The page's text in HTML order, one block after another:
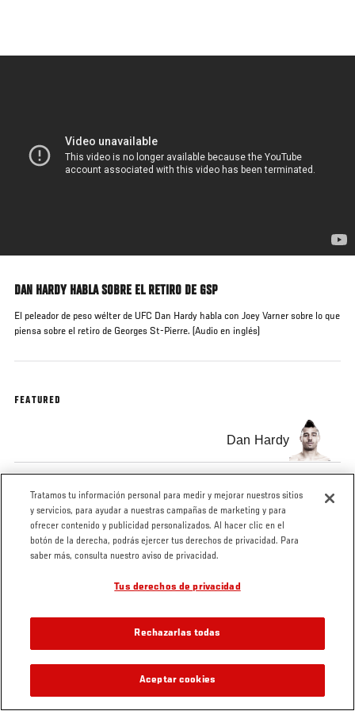
contenido
DAN HARDY HABLA SOBRE EL RETIRO DE GSP
El peleador de peso wélter de UFC Dan Hardy habla con Joey Varner sobre lo que
piensa sobre el retiro de Georges St-Pierre. (Audio en inglés)
FEATURED
Dan Hardy
Georges St-Pierre
Tratamos tu información personal para medir y mejorar nuestros sitios
y servicios, para ayudar a nuestras campañas de marketing y para
ofrecer contenido y publicidad personalizados. Al hacer clic en el
botón de la derecha, podrás ejercer tus derechos de privacidad. Para
saber más, consulta nuestro aviso de privacidad.
Tus derechos de privacidad
Rechazarlas todas
Aceptar cookies